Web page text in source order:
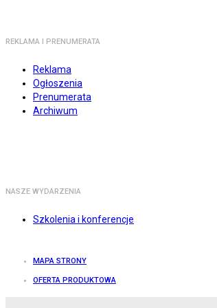
REKLAMA I PRENUMERATA
Reklama
Ogłoszenia
Prenumerata
Archiwum
NASZE WYDARZENIA
Szkolenia i konferencje
MAPA STRONY
OFERTA PRODUKTOWA